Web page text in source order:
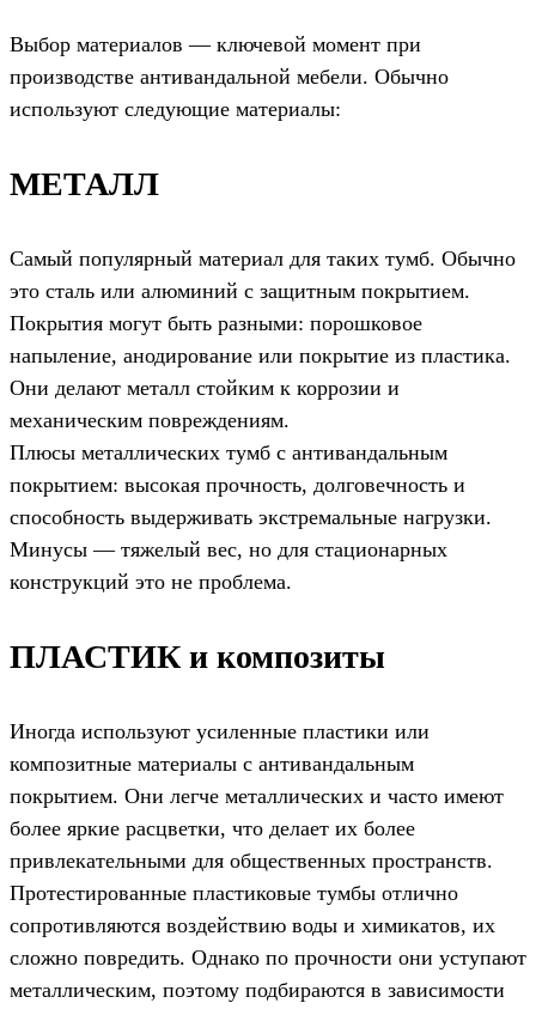
Выбор материалов — ключевой момент при
производстве антивандальной мебели. Обычно
используют следующие материалы:
МЕТАЛЛ
Самый популярный материал для таких тумб. Обычно
это сталь или алюминий с защитным покрытием.
Покрытия могут быть разными: порошковое
напыление, анодирование или покрытие из пластика.
Они делают металл стойким к коррозии и
механическим повреждениям.
Плюсы металлических тумб с антивандальным
покрытием: высокая прочность, долговечность и
способность выдерживать экстремальные нагрузки.
Минусы — тяжелый вес, но для стационарных
конструкций это не проблема.
ПЛАСТИК и композиты
Иногда используют усиленные пластики или
композитные материалы с антивандальным
покрытием. Они легче металлических и часто имеют
более яркие расцветки, что делает их более
привлекательными для общественных пространств.
Протестированные пластиковые тумбы отлично
сопротивляются воздействию воды и химикатов, их
сложно повредить. Однако по прочности они уступают
металлическим, поэтому подбираются в зависимости